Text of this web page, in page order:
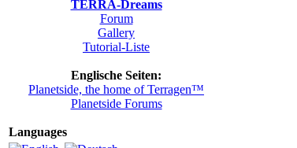
TERRA-Dreams
Forum
Gallery
Tutorial-Liste
Englische Seiten:
Planetside, the home of Terragen™
Planetside Forums
Languages